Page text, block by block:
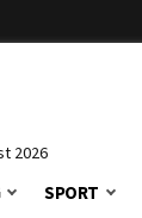
2026
SPORT